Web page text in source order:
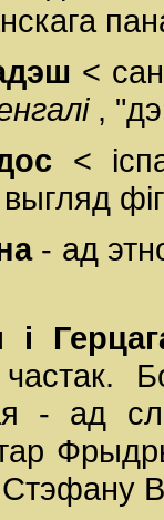
<
,
<
- ад
і
- ад